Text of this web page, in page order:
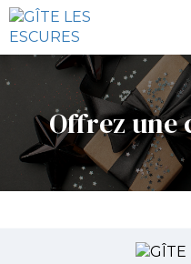
Offrez une